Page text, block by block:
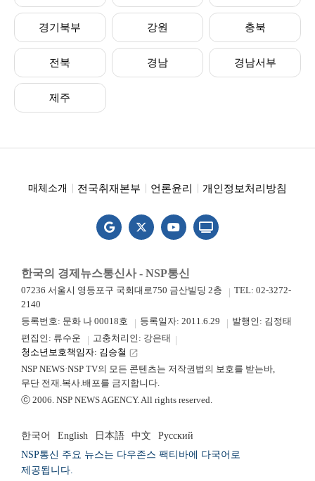
경기북부 강원 충북
전북 경남 경남서부
제주
매체소개 전국취재본부 언론윤리 개인정보처리방침
한국의 경제뉴스통신사 - NSP통신
07236 서울시 영등포구 국회대로750 금산빌딩 2층
TEL: 02-3272-
2140
등록번호: 문화 나 00018호
등록일자: 2011.6.29
발행인: 김정태
편집인: 류수운
고충처리인: 강은태
청소년보호책임자: 김승철 launch
NSP NEWS·NSP TV의 모든 콘텐츠는 저작권법의 보호를 받는바,
무단 전재.복사.배포를 금지합니다.
ⓒ 2006. NSP NEWS AGENCY. All rights reserved.
한국어 English 日本語 中文
Русский
NSP통신 주요 뉴스는 다우존스 팩티바에 다국어로
제공됩니다.